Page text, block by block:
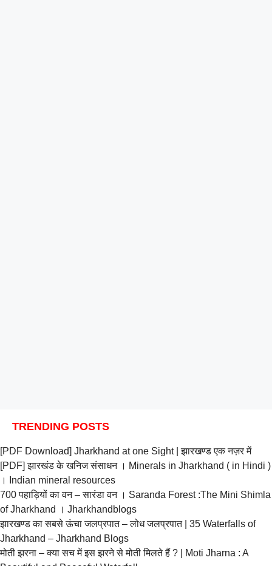
TRENDING POSTS
[PDF Download] Jharkhand at one Sight | झारखण्ड एक नज़र में
[PDF] झारखंड के खनिज संसाधन । Minerals in Jharkhand ( in Hindi )
। Indian mineral resources
700 पहाड़ियों का वन – सारंडा वन । Saranda Forest :The Mini Shimla
of Jharkhand । Jharkhandblogs
झारखण्ड का सबसे ऊंचा जलप्रपात – लोध जलप्रपात | 35 Waterfalls of
Jharkhand – Jharkhand Blogs
मोती झरना – क्या सच में इस झरने से मोती मिलते हैं ? | Moti Jharna : A